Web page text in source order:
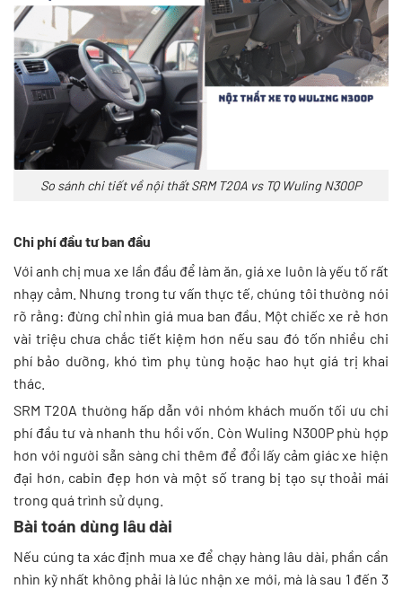
So sánh chi tiết về nội thất SRM T20A vs TQ Wuling N300P
Chi phí đầu tư ban đầu
Với anh chị mua xe lần đầu để làm ăn, giá xe luôn là yếu tố rất
nhạy cảm. Nhưng trong tư vấn thực tế, chúng tôi thường nói
rõ rằng: đừng chỉ nhìn giá mua ban đầu. Một chiếc xe rẻ hơn
vài triệu chưa chắc tiết kiệm hơn nếu sau đó tốn nhiều chi
phí bảo dưỡng, khó tìm phụ tùng hoặc hao hụt giá trị khai
thác.
SRM T20A thường hấp dẫn với nhóm khách muốn tối ưu chi
phí đầu tư và nhanh thu hồi vốn. Còn Wuling N300P phù hợp
hơn với người sẵn sàng chi thêm để đổi lấy cảm giác xe hiện
đại hơn, cabin đẹp hơn và một số trang bị tạo sự thoải mái
trong quá trình sử dụng.
Bài toán dùng lâu dài
Nếu cúng ta xác định mua xe để chạy hàng lâu dài, phần cần
nhìn kỹ nhất không phải là lúc nhận xe mới, mà là sau 1 đến 3